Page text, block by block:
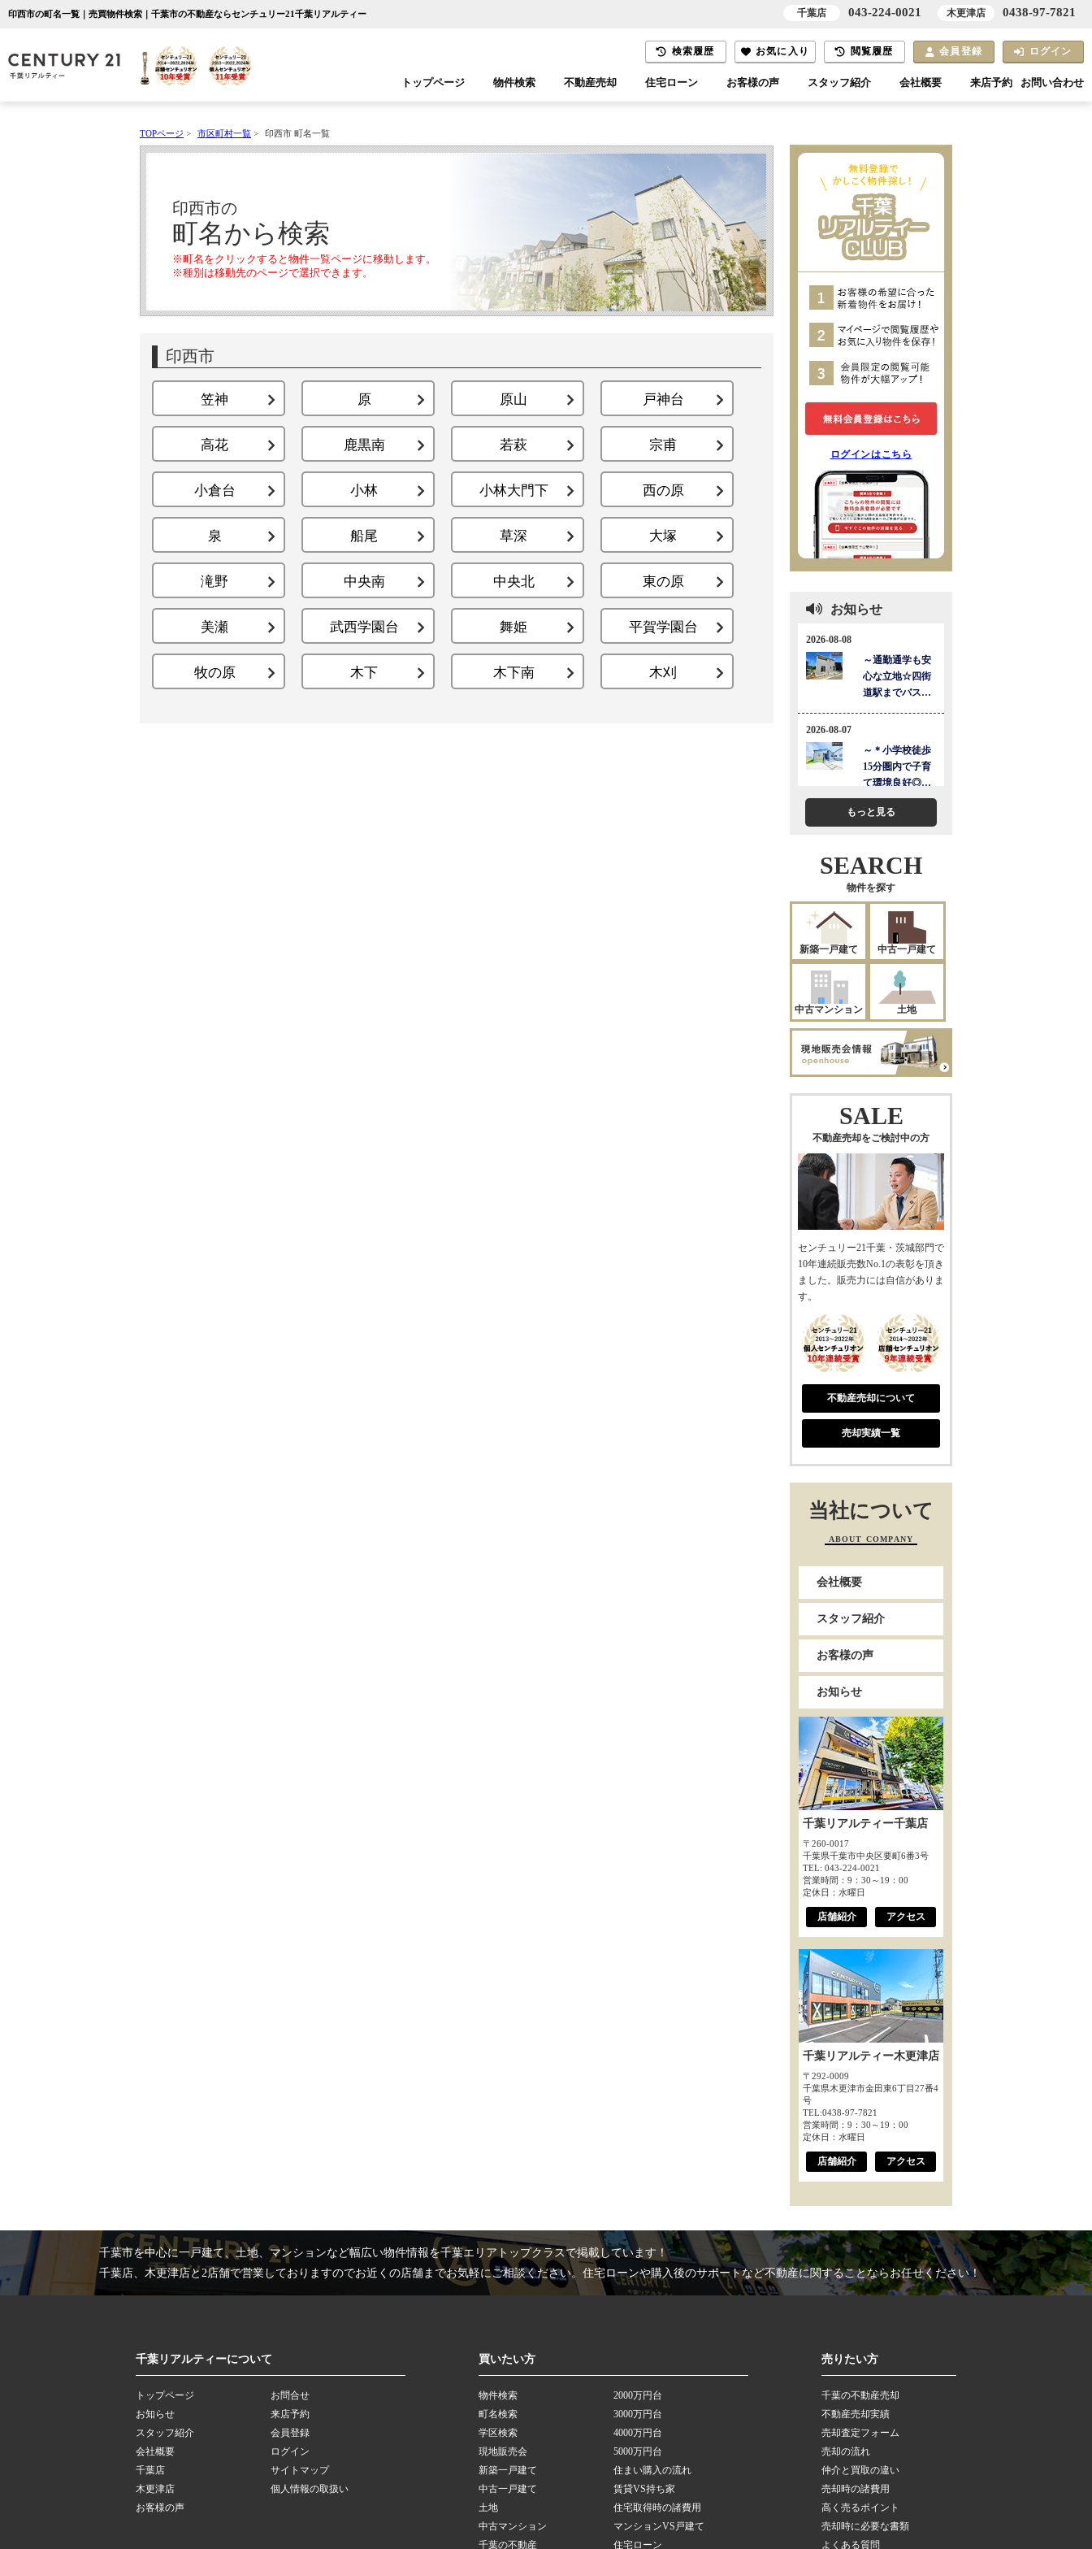
印西市の町名一覧｜売買物件検索｜千葉市の不動産ならセンチュリー21千葉リアルティー
検索履歴 お気に入り 閲覧履歴 会員登録 ログイン
トップページ 物件検索 不動産売却 住宅ローン お客様の声 スタッフ紹介 会社概要 来店予約 お問い合わせ
TOPページ > 市区町村一覧 > 印西市 町名一覧
印西市の
町名から検索
※町名をクリックすると物件一覧ページに移動します。
※種別は移動先のページで選択できます。
印西市
笠神 原 原山 戸神台
高花 鹿黒南 若萩 宗甫
小倉台 小林 小林大門下 西の原
泉 船尾 草深 大塚
滝野 中央南 中央北 東の原
美瀬 武西学園台 舞姫 平賀学園台
牧の原 木下 木下南 木刈
ログインはこちら
お知らせ
もっと見る
SEARCH
物件を探す
新築一戸建て 中古一戸建て
中古マンション 土地
SALE
不動産売却をご検討中の方
センチュリー21千葉・茨城部門で
10年連続販売数No.1の表彰を頂き
ました。販売力には自信がありま
す。
不動産売却について
売却実績一覧
当社について
ABOUT COMPANY
会社概要
スタッフ紹介
お客様の声
お知らせ
千葉リアルティー千葉店
〒260-0017
千葉県千葉市中央区要町6番3号
TEL: 043-224-0021
営業時間：9：30～19：00
定休日：水曜日
店舗紹介 アクセス
千葉リアルティー木更津店
〒292-0009
千葉県木更津市金田東6丁目27番4
号
TEL:0438-97-7821
営業時間：9：30～19：00
定休日：水曜日
店舗紹介 アクセス
千葉市を中心に一戸建て、土地、マンションなど幅広い物件情報を千葉エリアトップクラスで掲載しています！
千葉店、木更津店と2店舗で営業しておりますのでお近くの店舗までお気軽にご相談ください。住宅ローンや購入後のサポートなど不動産に関することならお任せください！
千葉リアルティーについて
トップページ
お知らせ
スタッフ紹介
会社概要
千葉店
木更津店
お客様の声
お問合せ
来店予約
会員登録
ログイン
サイトマップ
個人情報の取扱い
買いたい方
物件検索
町名検索
学区検索
現地販売会
新築一戸建て
中古一戸建て
土地
中古マンション
千葉の不動産
2000万円台
3000万円台
4000万円台
5000万円台
住まい購入の流れ
賃貸VS持ち家
住宅取得時の諸費用
マンションVS戸建て
住宅ローン
売りたい方
千葉の不動産売却
不動産売却実績
売却査定フォーム
売却の流れ
仲介と買取の違い
売却時の諸費用
高く売るポイント
売却時に必要な書類
よくある質問
千葉店 043-224-0021 木更津店 0438-97-7821